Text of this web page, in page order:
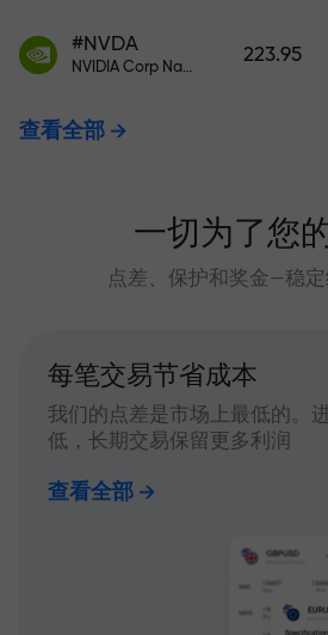
#NVDA
NVIDIA Corp Nasdaq Stock Exchange (Nasdaq) USD
223.95
查看全部
一切为了您
点差、保护和奖金—稳
每笔交易节省成本
我们的点差是市场上最低的。
低，长期交易保留更多利润
查看全部